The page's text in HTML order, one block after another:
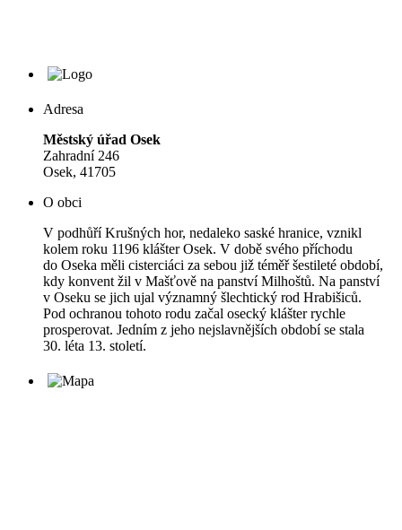
Adresa
Městský úřad Osek
Zahradní 246
Osek, 41705
O obci
V podhůří Krušných hor, nedaleko saské hranice, vznikl
kolem roku 1196 klášter Osek. V době svého příchodu
do Oseka měli cisterciáci za sebou již téměř šestileté období,
kdy konvent žil v Mašťově na panství Milhoštů. Na panství
v Oseku se jich ujal významný šlechtický rod Hrabišiců.
Pod ochranou tohoto rodu začal osecký klášter rychle
prosperovat. Jedním z jeho nejslavnějších období se stala
30. léta 13. století.